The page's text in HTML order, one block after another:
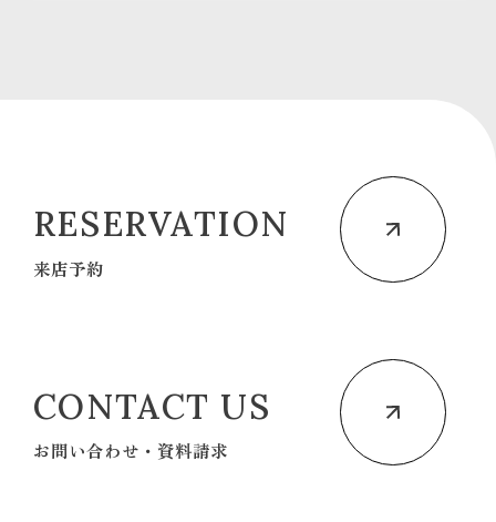
RESERVATION
来店予約
CONTACT US
お問い合わせ・資料請求